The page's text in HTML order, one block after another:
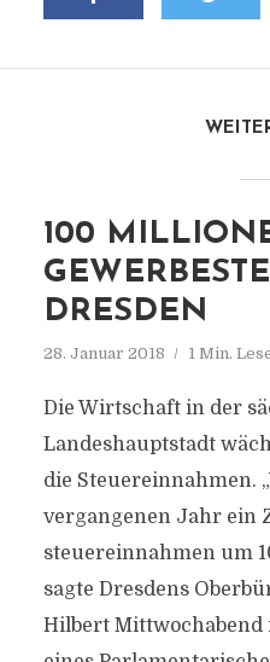
100
DRESDEN
28. Januar 2018 1 Min.
Die Wirtschaft in der
Landeshauptstadt
die Steuereinnahmen.
vergangenen Jahr ein
steuereinnahmen um
sagte Dresdens
Hilbert